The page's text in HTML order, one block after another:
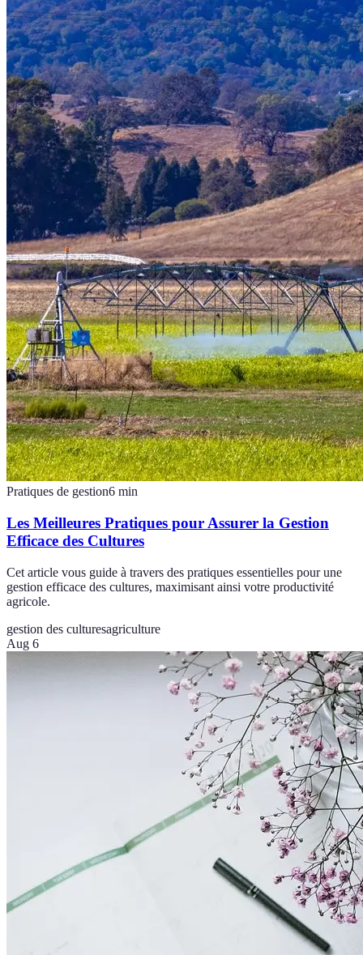
Pratiques de gestion6 min
Les Meilleures Pratiques pour Assurer la Gestion
Efficace des Cultures
Cet article vous guide à travers des pratiques essentielles pour une
gestion efficace des cultures, maximisant ainsi votre productivité
agricole.
gestion des culturesagriculture
Aug 6